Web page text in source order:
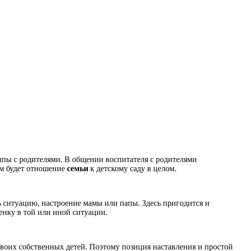
с родителями. В общении воспитателя с родителями
будет отношение семьи к детскому саду в целом.
ситуацию, настроение мамы или папы. Здесь пригодится и
в той или иной ситуации.
собственных детей. Поэтому позиция наставления и простой